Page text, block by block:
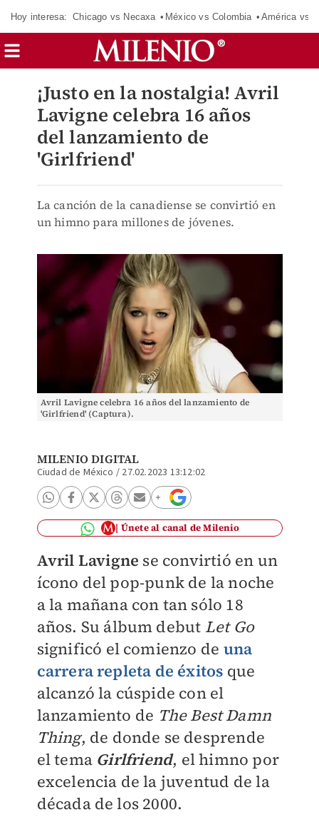
Hoy interesa: Chicago vs Necaxa México vs Colombia América vs
¡Justo en la nostalgia! Avril
Lavigne celebra 16 años
del lanzamiento de
'Girlfriend'
La canción de la canadiense se convirtió en
un himno para millones de jóvenes.
Avril Lavigne celebra 16 años del lanzamiento de
'Girlfriend' (Captura).
MILENIO DIGITAL
Ciudad de México / 27.02.2023 13:12:02
Únete al canal de Milenio
Avril Lavigne se convirtió en un
ícono del pop-punk de la noche
a la mañana con tan sólo 18
años. Su álbum debut Let Go
significó el comienzo de una
carrera repleta de éxitos que
alcanzó la cúspide con el
lanzamiento de The Best Damn
Thing, de donde se desprende
el tema Girlfriend, el himno por
excelencia de la juventud de la
década de los 2000.